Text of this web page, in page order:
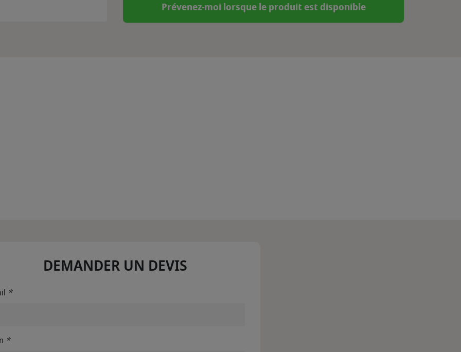
Prévenez-moi lorsque le produit est disponible
DEMANDER UN DEVIS
*
*